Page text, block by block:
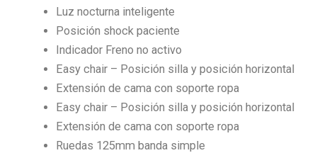
Luz nocturna inteligente
Posición shock paciente
Indicador Freno no activo
Easy chair – Posición silla y posición horizontal
Extensión de cama con soporte ropa
Easy chair – Posición silla y posición horizontal
Extensión de cama con soporte ropa
Ruedas 125mm banda simple